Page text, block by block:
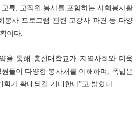
류, 교직원 봉사를 포함하는 사회봉사활
봉사 프로그램 관련 교강사 파견 등 다양
이다.
을 통해 총신대학교가 지역사회와 더욱
들이 다양한 봉사처를 이해하며, 폭넓은
가 확대되길 기대한다”고 밝혔다.